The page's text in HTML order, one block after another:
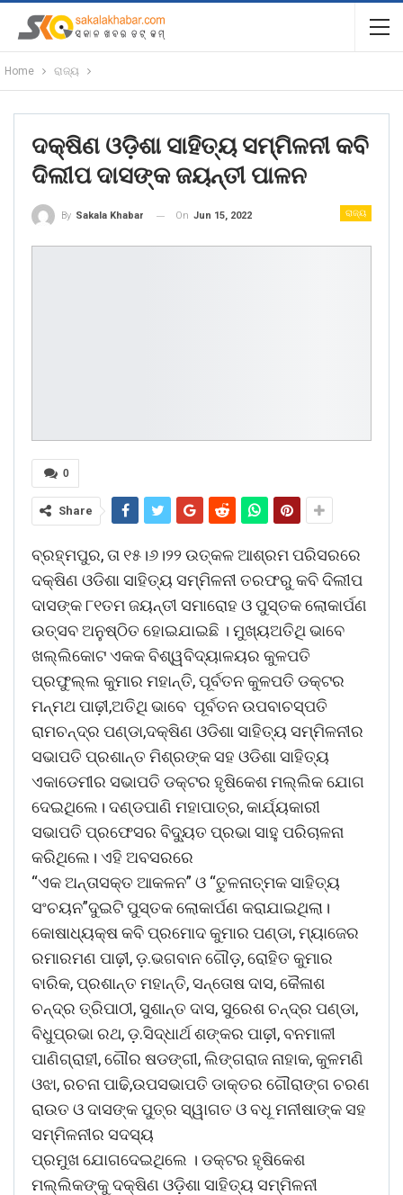
Home ରାଜ୍ୟ
ଦକ୍ଷିଣ ଓଡ଼ିଶା ସାହିତ୍ୟ ସମ୍ମିଳନୀ କବି
ଦିଲୀପ ଦାସଙ୍କ ଜୟନ୍ତୀ ପାଳନ
ରାଜ୍ୟ
By Sakala Khabar On Jun 15, 2022
0
Share
ବ୍ରହ୍ମପୁର, ତା ୧୫।୬।୨୨ ଉତ୍କଳ ଆଶ୍ରମ ପରିସରରେ
ଦକ୍ଷିଣ ଓଡିଶା ସାହିତ୍ୟ ସମ୍ମିଳନୀ ତରଫରୁ କବି ଦିଲୀପ
ଦାସଙ୍କ ୮୧ତମ ଜୟନ୍ତୀ ସମାରୋହ ଓ ପୁସ୍ତକ ଲୋକାର୍ପଣ
ଉତ୍ସବ ଅନୁଷ୍ଠିତ ହୋଇଯାଇଛି । ମୁଖ୍ୟଅତିଥି ଭାବେ
ଖଲ୍ଲିକୋଟ ଏକକ ବିଶ୍ୱବିଦ୍ୟାଳୟର କୁଳପତି
ପ୍ରଫୁଲ୍ଲ କୁମାର ମହାନ୍ତି, ପୂର୍ବତନ କୁଳପତି ଡକ୍ଟର
ମନ୍ମଥ ପାଢ଼ୀ,ଅତିଥି ଭାବେ ପୂର୍ବତନ ଉପବାଚସ୍ପତି
ରାମଚନ୍ଦ୍ର ପଣ୍ଡା,ଦକ୍ଷିଣ ଓଡିଶା ସାହିତ୍ୟ ସମ୍ମିଳନୀର
ସଭାପତି ପ୍ରଶାନ୍ତ ମିଶ୍ରଙ୍କ ସହ ଓଡିଶା ସାହିତ୍ୟ
ଏକାଡେମୀର ସଭାପତି ଡକ୍ଟର ହୃଷିକେଶ ମଲ୍ଲିକ ଯୋଗ
ଦେଇଥିଲେ। ଦଣ୍ଡପାଣି ମହାପାତ୍ର, କାର୍ଯ୍ୟକାରୀ
ସଭାପତି ପ୍ରଫେସର ବିଦ୍ୟୁତ ପ୍ରଭା ସାହୁ ପରିଚାଳନା
କରିଥିଲେ। ଏହି ଅବସରରେ
“ଏକ ଅନ୍ତାସକ୍ତ ଆକଳନ” ଓ “ତୁଳନାତ୍ମକ ସାହିତ୍ୟ
ସଂଚୟନ”ଦୁଇଟି ପୁସ୍ତକ ଲୋକାର୍ପଣ କରାଯାଇଥିଲା।
କୋଷାଧ୍ୟକ୍ଷ କବି ପ୍ରମୋଦ କୁମାର ପଣ୍ଡା, ମ୍ୟାଜେର
ରମାରମଣ ପାଢ଼ୀ, ଡ଼.ଭଗବାନ ଗୌଡ଼, ରୋହିତ କୁମାର
ବାରିକ, ପ୍ରଶାନ୍ତ ମହାନ୍ତି, ସନ୍ତୋଷ ଦାସ, କୈଳାଶ
ଚନ୍ଦ୍ର ତ୍ରିପାଠୀ, ସୁଶାନ୍ତ ଦାସ, ସୁରେଶ ଚନ୍ଦ୍ର ପଣ୍ଡା,
ବିଧୁପ୍ରଭା ରଥ, ଡ଼.ସିଦ୍ଧାର୍ଥ ଶଙ୍କର ପାଢ଼ୀ, ବନମାଳୀ
ପାଣିଗ୍ରାହୀ, ଗୌର ଷଡଙ୍ଗୀ, ଲିଙ୍ଗରାଜ ନାହାକ, କୁଳମଣି
ଓଝା, ରଚନା ପାଢି,ଉପସଭାପତି ଡାକ୍ତର ଗୌରାଙ୍ଗ ଚରଣ
ରାଉତ ଓ ଦାସଙ୍କ ପୁତ୍ର ସ୍ୱାଗତ ଓ ବଧୂ ମନୀଷାଙ୍କ ସହ
ସମ୍ମିଳନୀର ସଦସ୍ୟ
ପ୍ରମୁଖ ଯୋଗଦେଇଥିଲେ । ଡକ୍ଟର ହୃଷିକେଶ
ମଲ୍ଲିକଙ୍କୁ ଦକ୍ଷିଣ ଓଡ଼ିଶା ସାହିତ୍ୟ ସମ୍ମିଳନୀ